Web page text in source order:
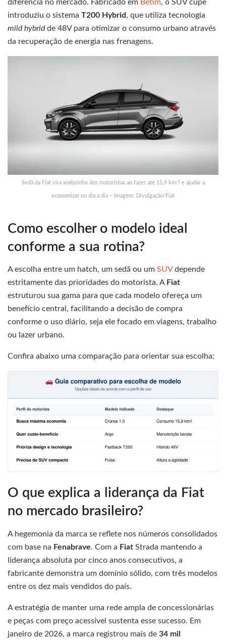
diferencia no mercado. Fabricado em Betim, o SUV cupê
introduziu o sistema T200 Hybrid, que utiliza tecnologia
mild hybridde 48V para otimizar o consumo urbano através
da recuperação de energia nas frenagens.
Sedã da Fiat vira xodózinho dos motoristas ao fazer até 15,9 km/l e ajudar a
economizar no dia a dia – Imagem: Divulgação/Fiat
Como escolher o modelo ideal
conforme a sua rotina?
A escolha entre um hatch, um sedã ou um SUVdepende
estritamente das prioridades do motorista. A Fiat
estruturou sua gama para que cada modelo ofereça um
benefício central, facilitando a decisão de compra
conforme o uso diário, seja ele focado em viagens, trabalho
ou lazer urbano.
Confira abaixo uma comparação para orientar sua escolha:
O que explica a liderança da Fiat
no mercado brasileiro?
A hegemonia da marca se reflete nos números consolidados
com base na Fenabrave. Com a Fiat Strada mantendo a
liderança absoluta por cinco anos consecutivos, a
fabricante demonstra um domínio sólido, com três modelos
entre os dez mais vendidos do país.
A estratégia de manter uma rede ampla de concessionárias
e peças com preço acessível sustenta esse sucesso. Em
janeiro de 2026, a marca registrou mais de 34 mil